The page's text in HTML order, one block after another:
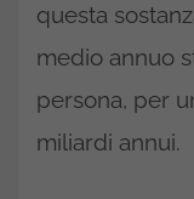
questa
medio annuo
persona, per
miliardi annui.